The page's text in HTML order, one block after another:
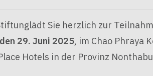
Sie herzlich zur
29. Juni 2025, im Chao Phraya
Hotels in der Provinz